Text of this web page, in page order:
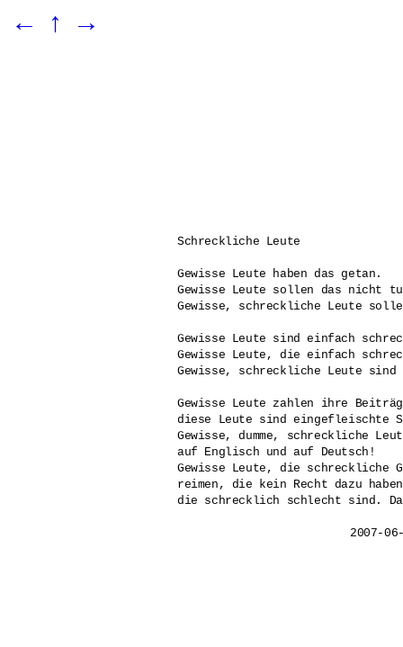
← ↑ →
Schreckliche Leute
Gewisse Leute haben das getan.
Gewisse Leute sollen das nicht
Gewisse, schreckliche Leute
Gewisse Leute sind einfach
Gewisse Leute, die einfach
Gewisse, schreckliche Leute sind
Gewisse Leute zahlen ihre
diese Leute sind eingefleischte
Gewisse, dumme, schreckliche
auf Englisch und auf Deutsch!
Gewisse Leute, die
reimen, die kein Recht dazu
die schrecklich schlecht sind.